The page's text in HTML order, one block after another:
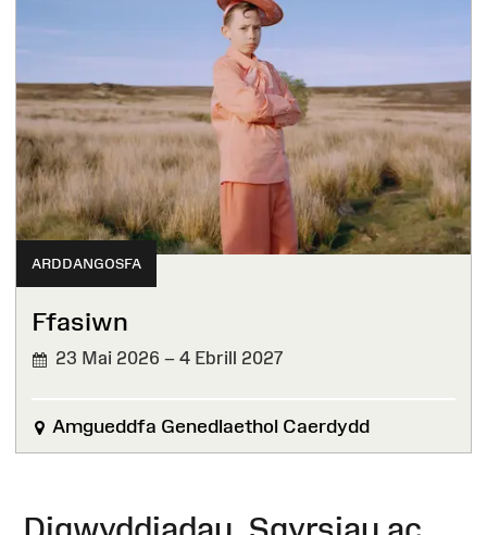
ARDDANGOSFA
Ffasiwn
23 Mai 2026 – 4 Ebrill 2027
Amgueddfa Genedlaethol Caerdydd